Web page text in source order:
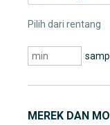
Pilih dari rentang
MEREK DAN